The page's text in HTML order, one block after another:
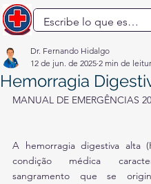
Hemorragia
Dr. Fernando Hidalgo
12 de jun. de 2025 2 min de
MANUAL DE EMERGÊNCIAS
A hemorragia digestiva alta
condição médica
sangramento que se